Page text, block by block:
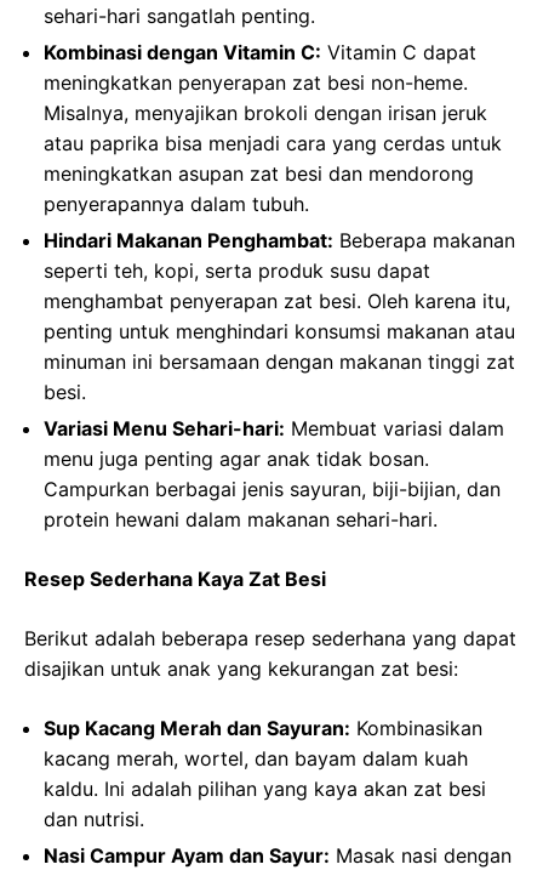
sehari-hari sangatlah penting.
Kombinasi dengan Vitamin C: Vitamin C dapat
meningkatkan penyerapan zat besi non-heme.
Misalnya, menyajikan brokoli dengan irisan jeruk
atau paprika bisa menjadi cara yang cerdas untuk
meningkatkan asupan zat besi dan mendorong
penyerapannya dalam tubuh.
Hindari Makanan Penghambat: Beberapa makanan
seperti teh, kopi, serta produk susu dapat
menghambat penyerapan zat besi. Oleh karena itu,
penting untuk menghindari konsumsi makanan atau
minuman ini bersamaan dengan makanan tinggi zat
besi.
Variasi Menu Sehari-hari: Membuat variasi dalam
menu juga penting agar anak tidak bosan.
Campurkan berbagai jenis sayuran, biji-bijian, dan
protein hewani dalam makanan sehari-hari.
Resep Sederhana Kaya Zat Besi
Berikut adalah beberapa resep sederhana yang dapat
disajikan untuk anak yang kekurangan zat besi:
Sup Kacang Merah dan Sayuran: Kombinasikan
kacang merah, wortel, dan bayam dalam kuah
kaldu. Ini adalah pilihan yang kaya akan zat besi
dan nutrisi.
Nasi Campur Ayam dan Sayur: Masak nasi dengan